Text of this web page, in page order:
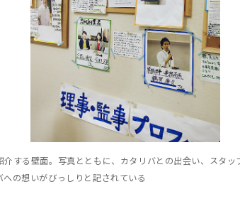
介する壁面。写真とともに、カタリバとの出会い、スタッ
への想いがびっしりと記されている